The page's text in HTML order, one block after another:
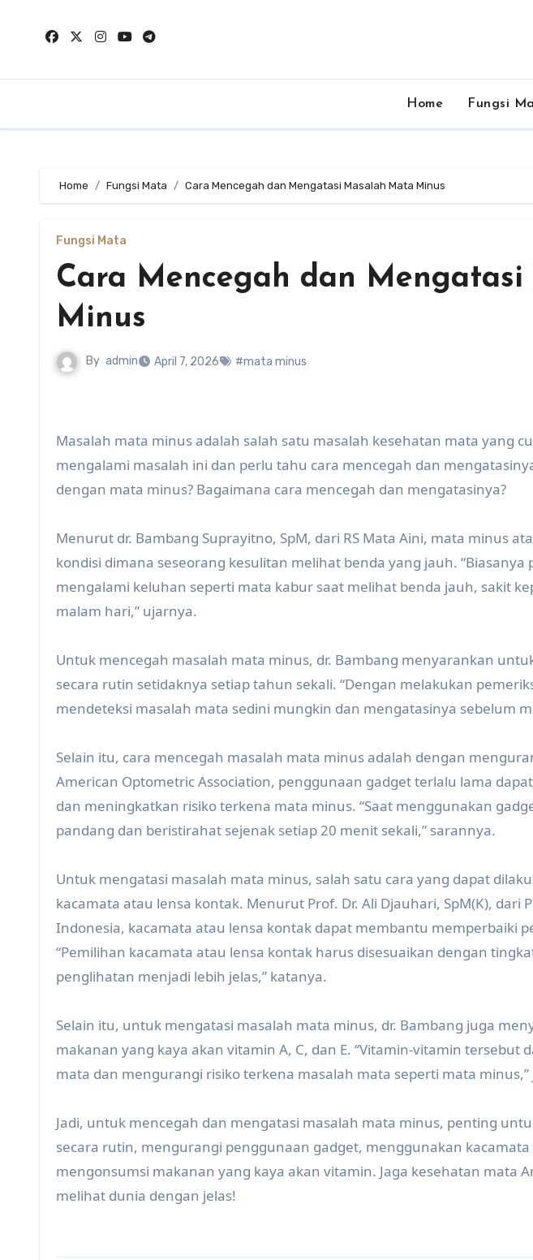
Home Fungsi
Home Fungsi Mata Cara Mencegah dan Mengatasi Masalah Mata Minus
Fungsi Mata
Cara Mencegah dan
Minus
By admin April 7, 2026 #mata minus
Masalah mata minus adalah salah satu masalah kesehatan mata yang
mengalami masalah ini dan perlu tahu cara mencegah dan
dengan mata minus? Bagaimana cara mencegah dan mengatasinya?
Menurut dr. Bambang Suprayitno, SpM, dari RS Mata Aini, mata minus
kondisi dimana seseorang kesulitan melihat benda yang jauh.
mengalami keluhan seperti mata kabur saat melihat benda jauh, sakit
malam hari,” ujarnya.
Untuk mencegah masalah mata minus, dr. Bambang menyarankan
secara rutin setidaknya setiap tahun sekali. “Dengan melakukan
mendeteksi masalah mata sedini mungkin dan mengatasinya sebelum
Selain itu, cara mencegah masalah mata minus adalah dengan
American Optometric Association, penggunaan gadget terlalu lama
dan meningkatkan risiko terkena mata minus. “Saat menggunakan
pandang dan beristirahat sejenak setiap 20 menit sekali,” sarannya.
Untuk mengatasi masalah mata minus, salah satu cara yang dapat
kacamata atau lensa kontak. Menurut Prof. Dr. Ali Djauhari, SpM(K), dari
Indonesia, kacamata atau lensa kontak dapat membantu memperbaiki
“Pemilihan kacamata atau lensa kontak harus disesuaikan dengan
penglihatan menjadi lebih jelas,” katanya.
Selain itu, untuk mengatasi masalah mata minus, dr. Bambang juga
makanan yang kaya akan vitamin A, C, dan E. “Vitamin-vitamin tersebut
mata dan mengurangi risiko terkena masalah mata seperti mata minus,”
Jadi, untuk mencegah dan mengatasi masalah mata minus, penting
secara rutin, mengurangi penggunaan gadget, menggunakan
mengonsumsi makanan yang kaya akan vitamin. Jaga kesehatan mata
melihat dunia dengan jelas!